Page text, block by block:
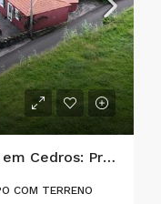
Retiro de charme e natureza em Cedros: Propriedade única com casa de pedra tradicional, jardins e rio
COM TERRENO